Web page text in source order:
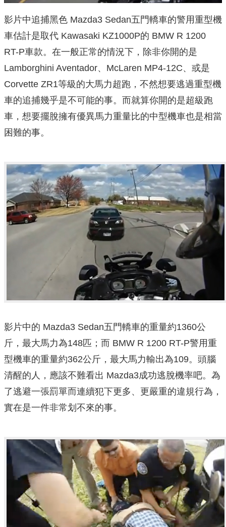
影片中追捕黑色 Mazda3 Sedan五門轎車的警用重型機
車估計是取代 Kawasaki KZ1000P的 BMW R 1200
RT-P車款。在一般正常的情況下，除非你開的是
Lamborghini Aventador、McLaren MP4-12C、或是
Corvette ZR1等級的大馬力超跑，不然想要逃過重型機
車的追捕幾乎是不可能的事。而就算你開的是超級跑
車，想要擺脫擁有優異馬力重量比的中型機車也是相當
困難的事。
影片中的 Mazda3 Sedan五門轎車的重量約1360公
斤，最大馬力為148匹；而 BMW R 1200 RT-P警用重
型機車的重量約362公斤，最大馬力輸出為109。頭腦
清醒的人，應該不難看出 Mazda3成功逃脫機率吧。為
了逃避一張罰單而連續犯下更多、更嚴重的違規行為，
實在是一件非常划不來的事。